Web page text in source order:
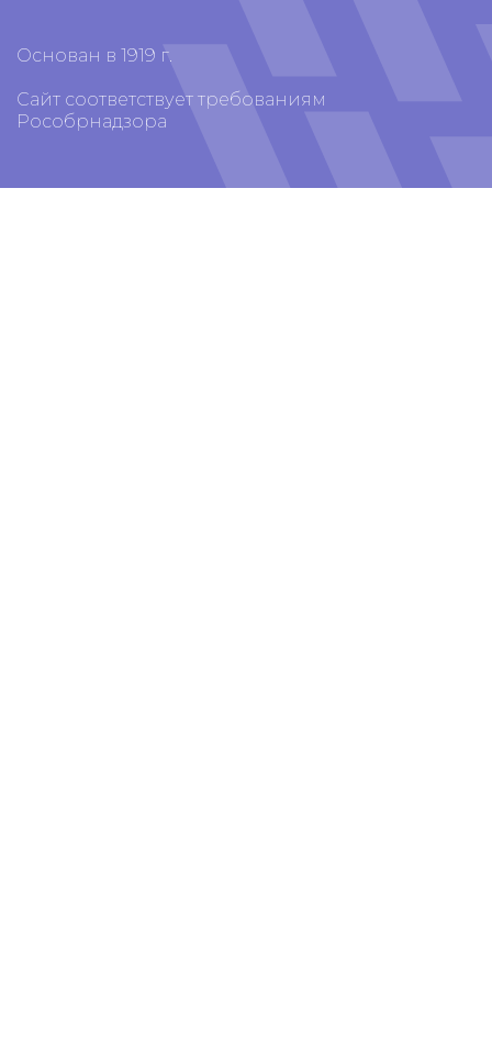
Основан в 1919 г.
Сайт соответствует требованиям
Рособрнадзора